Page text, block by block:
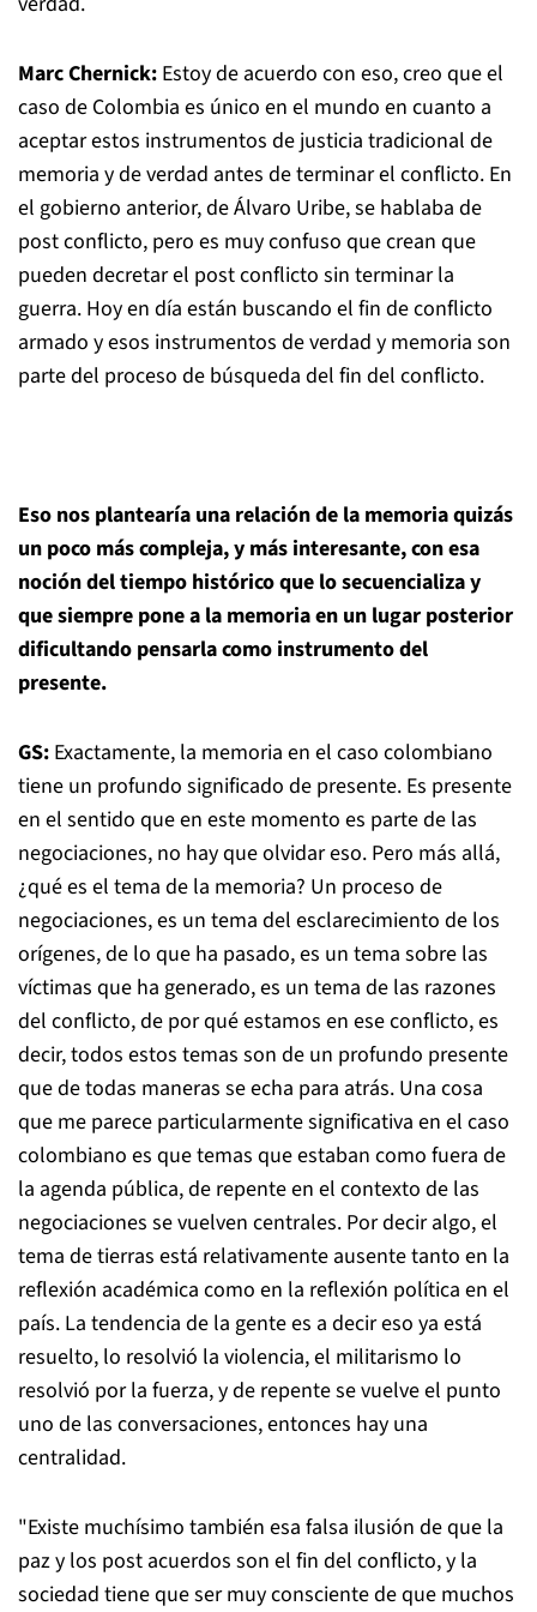
Marc Chernick: Estoy de acuerdo con eso, creo que el
caso de Colombia es único en el mundo en cuanto a
aceptar estos instrumentos de justicia tradicional de
memoria y de verdad antes de terminar el conflicto. En
el gobierno anterior, de Álvaro Uribe, se hablaba de
post conflicto, pero es muy confuso que crean que
pueden decretar el post conflicto sin terminar la
guerra. Hoy en día están buscando el fin de conflicto
armado y esos instrumentos de verdad y memoria son
parte del proceso de búsqueda del fin del conflicto.
Eso nos plantearía una relación de la memoria quizás
un poco más compleja, y más interesante, con esa
noción del tiempo histórico que lo secuencializa y
que siempre pone a la memoria en un lugar posterior
dificultando pensarla como instrumento del
presente.
GS: Exactamente, la memoria en el caso colombiano
tiene un profundo significado de presente. Es presente
en el sentido que en este momento es parte de las
negociaciones, no hay que olvidar eso. Pero más allá,
¿qué es el tema de la memoria? Un proceso de
negociaciones, es un tema del esclarecimiento de los
orígenes, de lo que ha pasado, es un tema sobre las
víctimas que ha generado, es un tema de las razones
del conflicto, de por qué estamos en ese conflicto, es
decir, todos estos temas son de un profundo presente
que de todas maneras se echa para atrás. Una cosa
que me parece particularmente significativa en el caso
colombiano es que temas que estaban como fuera de
la agenda pública, de repente en el contexto de las
negociaciones se vuelven centrales. Por decir algo, el
tema de tierras está relativamente ausente tanto en la
reflexión académica como en la reflexión política en el
país. La tendencia de la gente es a decir eso ya está
resuelto, lo resolvió la violencia, el militarismo lo
resolvió por la fuerza, y de repente se vuelve el punto
uno de las conversaciones, entonces hay una
centralidad.
"Existe muchísimo también esa falsa ilusión de que la
paz y los post acuerdos son el fin del conflicto, y la
sociedad tiene que ser muy consciente de que muchos